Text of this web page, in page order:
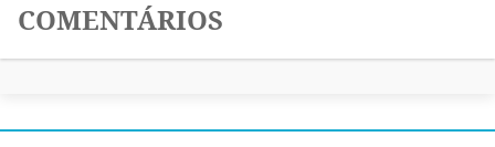
COMENTÁRIOS